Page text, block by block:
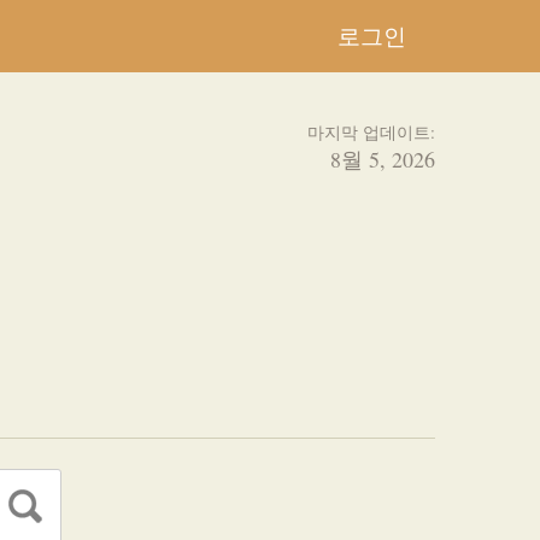
로그인
마지막 업데이트:
8월 5, 2026